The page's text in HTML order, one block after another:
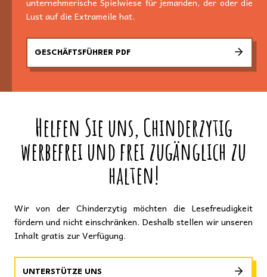
Lust auf die Extrameile hat.
GESCHÄFTSFÜHRER PDF
Helfen Sie uns, Chinderzytig
werbefrei und frei zugänglich zu
halten!
Wir von der Chinderzytig möchten die Lesefreudigkeit
fördern und nicht einschränken. Deshalb stellen wir unseren
Inhalt gratis zur Verfügung.
UNTERSTÜTZE UNS